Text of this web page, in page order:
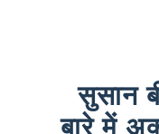
सुसान
बारे में